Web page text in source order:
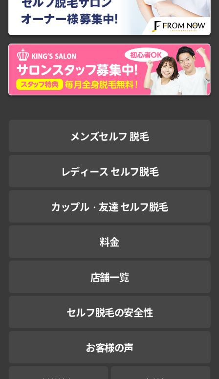
メンズセルフ 脱毛
レディース セルフ脱毛
カップル・友達 セルフ脱毛
料金
店舗一覧
セルフ脱毛の安全性
お客様の声